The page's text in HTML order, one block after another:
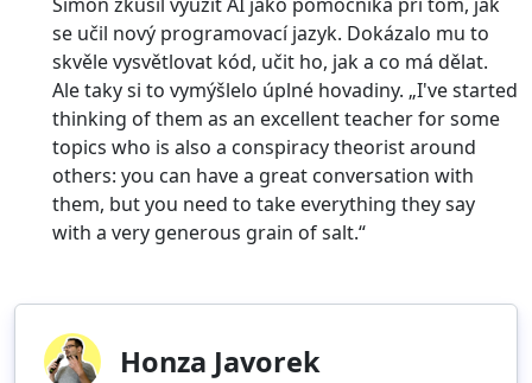
se učil nový programovací jazyk. Dokázalo mu to
skvěle vysvětlovat kód, učit ho, jak a co má dělat.
Ale taky si to vymýšlelo úplné hovadiny. „I've started
thinking of them as an excellent teacher for some
topics who is also a conspiracy theorist around
others: you can have a great conversation with
them, but you need to take everything they say
with a very generous grain of salt.“
Honza Javorek